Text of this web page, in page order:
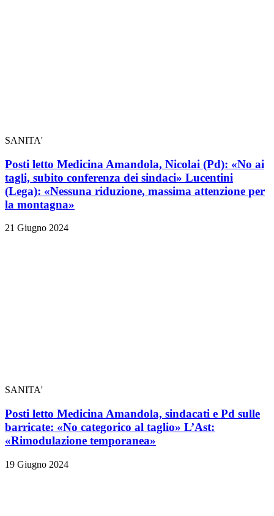
SANITA'
Posti letto Medicina Amandola, Nicolai (Pd): «No ai
tagli, subito conferenza dei sindaci» Lucentini
(Lega): «Nessuna riduzione, massima attenzione per
la montagna»
21 Giugno 2024
SANITA'
Posti letto Medicina Amandola, sindacati e Pd sulle
barricate: «No categorico al taglio» L’Ast:
«Rimodulazione temporanea»
19 Giugno 2024